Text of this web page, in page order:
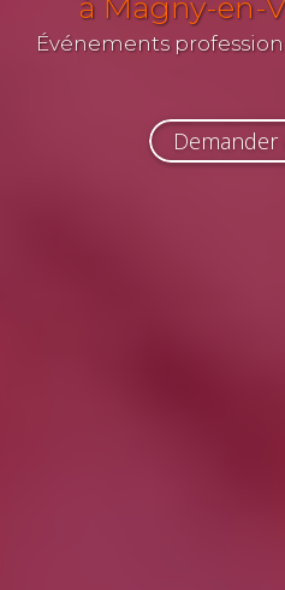
à Magny-en-
Événements
Demander